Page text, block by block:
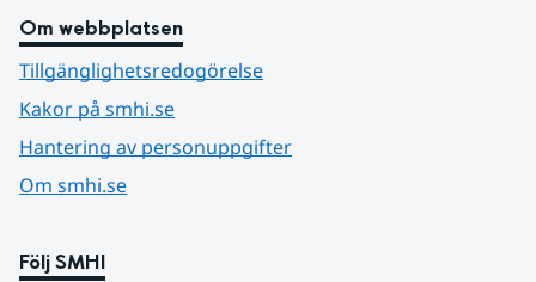
Om webbplatsen
Tillgänglighetsredogörelse
Kakor på smhi.se
Hantering av personuppgifter
Om smhi.se
Följ SMHI